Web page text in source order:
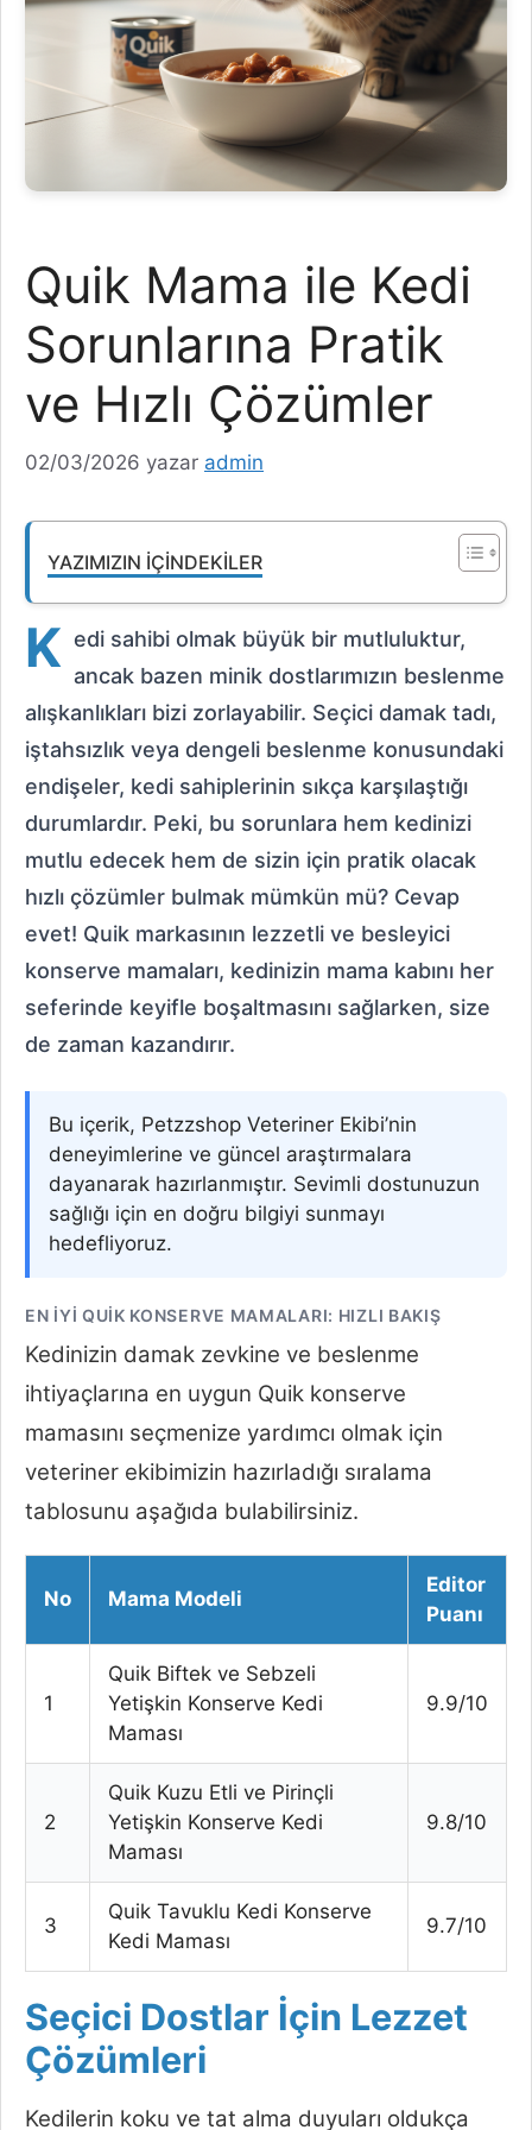
Quik Mama ile Kedi
Sorunlarına Pratik
ve Hızlı Çözümler
02/03/2026 yazar admin
YAZIMIZIN İÇINDEKILER
K edi sahibi olmak büyük bir mutluluktur,
ancak bazen minik dostlarımızın beslenme
alışkanlıkları bizi zorlayabilir. Seçici damak tadı,
iştahsızlık veya dengeli beslenme konusundaki
endişeler, kedi sahiplerinin sıkça karşılaştığı
durumlardır. Peki, bu sorunlara hem kedinizi
mutlu edecek hem de sizin için pratik olacak
hızlı çözümler bulmak mümkün mü? Cevap
evet! Quik markasının lezzetli ve besleyici
konserve mamaları, kedinizin mama kabını her
seferinde keyifle boşaltmasını sağlarken, size
de zaman kazandırır.
Bu içerik, Petzzshop Veteriner Ekibi’nin
deneyimlerine ve güncel araştırmalara
dayanarak hazırlanmıştır. Sevimli dostunuzun
sağlığı için en doğru bilgiyi sunmayı
hedefliyoruz.
EN İYI QUIK KONSERVE MAMALARI: HIZLI BAKIŞ
Kedinizin damak zevkine ve beslenme
ihtiyaçlarına en uygun Quik konserve
mamasını seçmenize yardımcı olmak için
veteriner ekibimizin hazırladığı sıralama
tablosunu aşağıda bulabilirsiniz.
No Mama Modeli
Editor
Puanı
1
Quik Biftek ve Sebzeli
Yetişkin Konserve Kedi
Maması
9.9/10
2
Quik Kuzu Etli ve Pirinçli
Yetişkin Konserve Kedi
Maması
9.8/10
3
Quik Tavuklu Kedi Konserve
Kedi Maması
9.7/10
Seçici Dostlar İçin Lezzet
Çözümleri
Kedilerin koku ve tat alma duyuları oldukça